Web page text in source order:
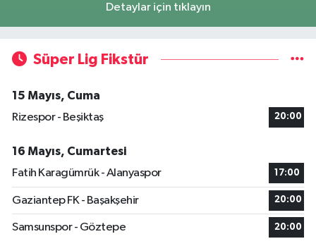
Detaylar için tıklayın
Süper Lig Fikstür
15 Mayıs, Cuma
Rizespor - Beşiktaş
20:00
16 Mayıs, Cumartesi
Fatih Karagümrük - Alanyaspor
17:00
Gaziantep FK - Başakşehir 20:00
Samsunspor - Göztepe 20:00